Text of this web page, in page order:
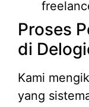
Proses
di
Kami
yang